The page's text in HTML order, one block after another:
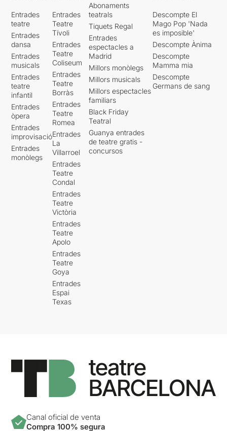
Entrades
teatre
Entrades
dansa
Entrades
musicals
Entrades
teatre
infantil
Entrades
òpera
Entrades
improvisació
Entrades
monòlegs
Entrades
Teatre
Tívoli
Entrades
Teatre
Coliseum
Entrades
Teatre
Borràs
Entrades
Teatre
Romea
Entrades
La
Villarroel
Entrades
Teatre
Condal
Entrades
Teatre
Victòria
Entrades
Teatre
Apolo
Entrades
Teatre
Goya
Entrades
Espai
Texas
Abonaments
teatrals
Tiquets Regal
Entrades
espectacles a
Madrid
Millors monòlegs
Millors musicals
Millors espectacles
familiars
Black Friday
Teatral
Guanya entrades
de teatre gratis -
concursos
Descompte El
Mago Pop 'Nada
es imposible'
Descompte Ànima
Descompte
Mamma mia
Descompte
Germans de sang
Canal oficial de venta
Compra 100% segura